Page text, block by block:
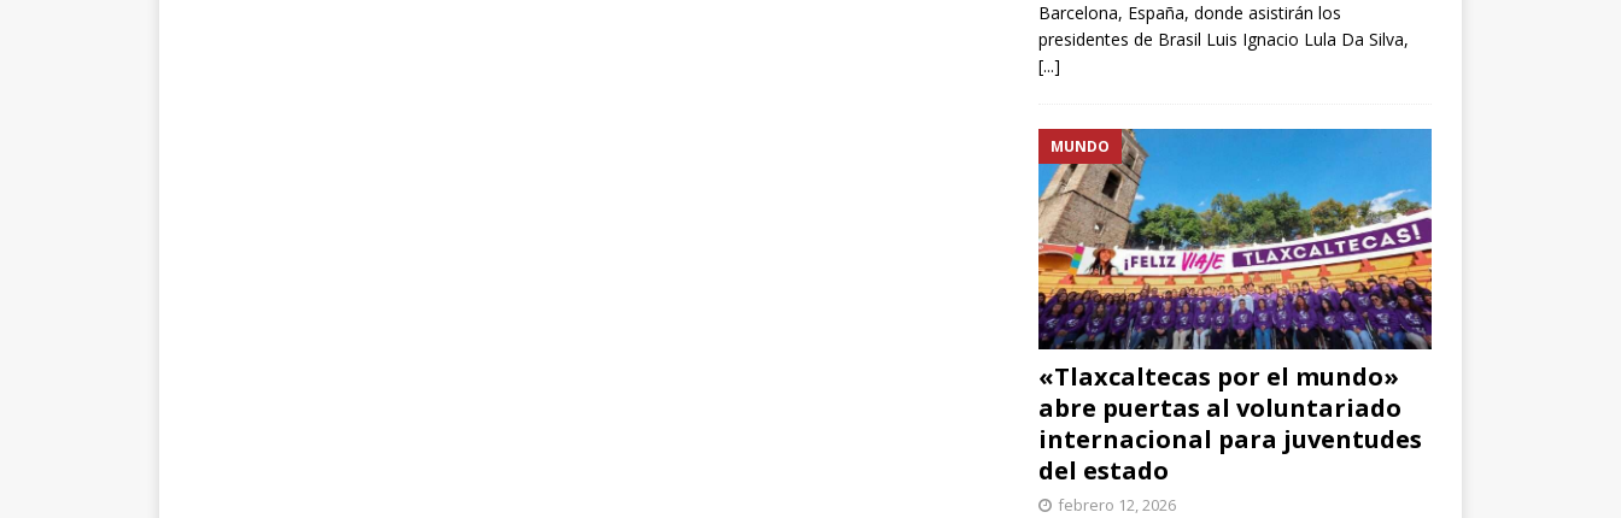
Barcelona, España, donde asistirán los
presidentes de Brasil Luis Ignacio Lula Da Silva,
[...]
«Tlaxcaltecas por el mundo»
abre puertas al voluntariado
internacional para juventudes
del estado
MUNDO
febrero 12, 2026